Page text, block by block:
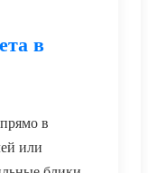
в
в
или